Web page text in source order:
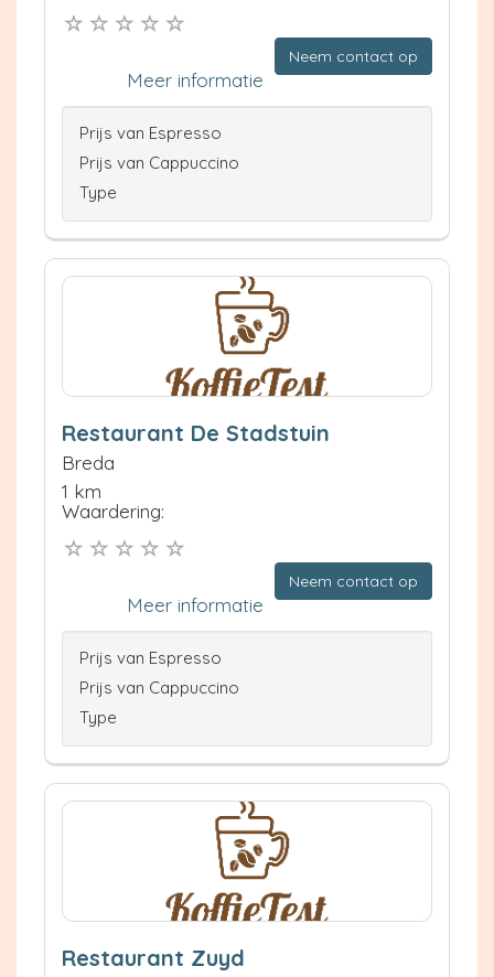
Neem contact op
Meer informatie
Prijs van Espresso
Prijs van Cappuccino
Type
Restaurant De Stadstuin
Breda
1 km
Waardering:
Neem contact op
Meer informatie
Prijs van Espresso
Prijs van Cappuccino
Type
Restaurant Zuyd